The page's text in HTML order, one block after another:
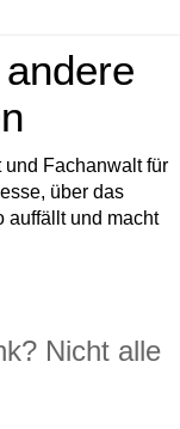
Fachanwalt für
über das
auffällt und macht
Nicht alle